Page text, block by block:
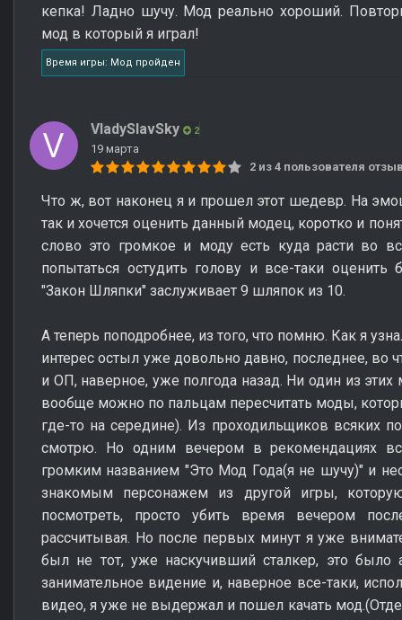
кепка! Ладно шучу. Мод реально хороший.
мод в который я играл!
Время игры: Мод пройден
VladySlavSky 2
19 марта
2 из 4 пользователя
Что ж, вот наконец я и прошел этот шедевр. На
так и хочется оценить данный модец, коротко и
слово это громкое и моду есть куда расти во
попытаться остудить голову и все-таки
"Закон Шляпки" заслуживает 9 шляпок из 10.
А теперь поподробнее, из того, что помню. Как я
интерес остыл уже довольно давно, последнее, во
и ОП, наверное, уже полгода назад. Ни один из
вообще можно по пальцам пересчитать моды,
где-то на середине). Из проходильщиков всяких
смотрю. Но одним вечером в рекомендациях
громким названием "Это Мод Года(я не шучу)" и
знакомым персонажем из другой игры,
посмотреть, просто убить время вечером
рассчитывая. Но после первых минут я уже
был не тот, уже наскучивший сталкер, это было
занимательное видение и, наверное все-таки,
видео, я уже не выдержал и пошел качать